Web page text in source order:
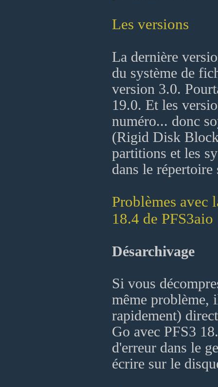
Les versions
La dernière
du système de
version 3.0.
19.0. Et les
numéro... donc
(Rigid Disk
partitions et les
dans le répertoire
Problèmes avec
18.4 de PFS3aio
Désarchivage
Si vous
même problème,
rapidement)
Go avec PFS3
d'erreur dans le
écrire sur le